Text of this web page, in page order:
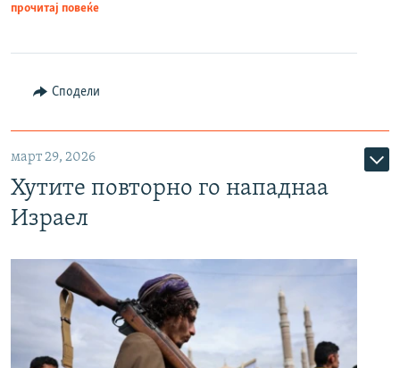
прочитај повеќе
Сподели
март 29, 2026
Хутите повторно го нападнаа
Израел